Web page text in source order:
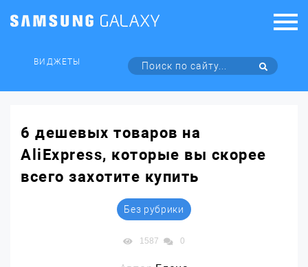
ВИДЖЕТЫ
6 дешевых товаров на
AliExpress, которые вы скорее
всего захотите купить
Без рубрики
1587 0